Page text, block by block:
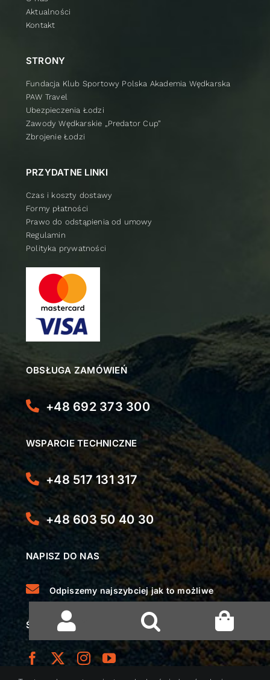
Aktualności
Kontakt
STRONY
Fundacja Klub Sportowy Polska Akademia Wędkarska
PAW Travel
Ubezpieczenia Łodzi
Zawody Wędkarskie „Predator Cup”
Zbrojenie Łodzi
PRZYDATNE LINKI
Czas i koszty dostawy
Formy płatności
Prawo do odstąpienia od umowy
Regulamin
Polityka prywatności
OBSŁUGA ZAMÓWIEŃ
+48 692 373 300
WSPARCIE TECHNICZNE
+48 517 131 317
+48 603 50 40 30
NAPISZ DO NAS
Odpiszemy najszybciej jak to możliwe
ŚLEDŹ NAS